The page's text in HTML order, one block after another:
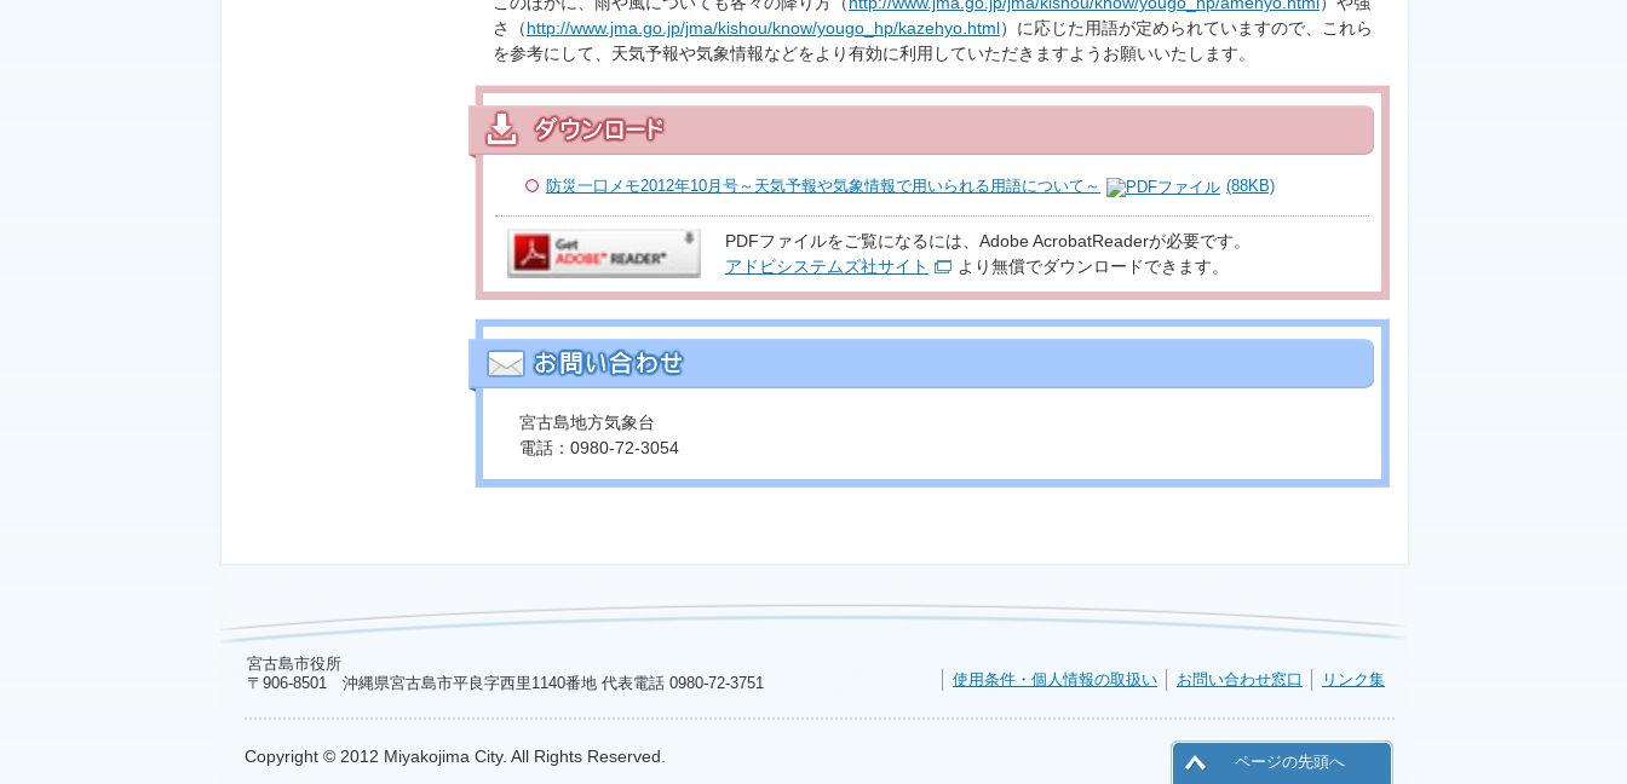
さ（http://www.jma.go.jp/jma/kishou/know/yougo_hp/kazehyo.html）に応じた用語が定められていますので、これら
を参考にして、天気予報や気象情報などをより有効に利用していただきますようお願いいたします。
防災一口メモ2012年10月号～天気予報や気象情報で用いられる用語について～ (88KB)
PDFファイルをご覧になるには、Adobe AcrobatReaderが必要です。
アドビシステムズ社サイト
より無償でダウンロードできます。
宮古島地方気象台
電話：0980-72-3054
宮古島市役所
〒906-8501 沖縄県宮古島市平良字西里1140番地 代表電話 0980-72-3751 使用条件・個人情報の取扱い お問い合わせ窓口 リンク集
ページの先頭へ
Copyright © 2012 Miyakojima City. All Rights Reserved.